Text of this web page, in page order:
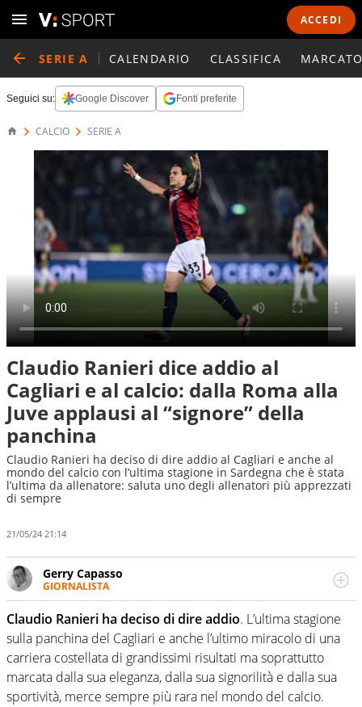
ACCEDI
SERIE A CALENDARIO CLASSIFICA
Seguici su: Google Discover Fonti preferite
CALCIO SERIE A
Claudio Ranieri dice addio al
Cagliari e al calcio: dalla Roma alla
Juve applausi al “signore” della
panchina
Claudio Ranieri ha deciso di dire addio al Cagliari e anche al
mondo del calcio con l’ultima stagione in Sardegna che è stata
l’ultima da allenatore: saluta uno degli allenatori più apprezzati
di sempre
21/05/24 21:14
Gerry Capasso
GIORNALISTA
Per lui gli sport americani non hanno segreti: basket,
football, baseball e la capacità innata di trovare la notizia
dove altri non vedono granché
Claudio Ranieri ha deciso di dire addio. L’ultima stagione
sulla panchina del Cagliari e anche l’ultimo miracolo di una
carriera costellata di grandissimi risultati ma soprattutto
marcata dalla sua eleganza, dalla sua signorilità e dalla sua
sportività, merce sempre più rara nel mondo del calcio.